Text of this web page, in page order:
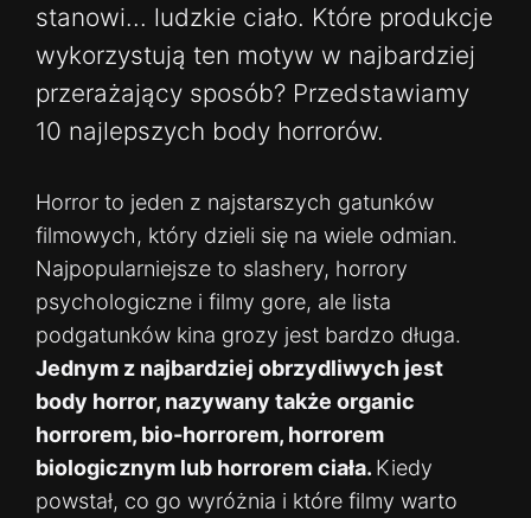
stanowi... ludzkie ciało. Które produkcje
wykorzystują ten motyw w najbardziej
przerażający sposób? Przedstawiamy
10 najlepszych body horrorów.
Horror to jeden z najstarszych gatunków
filmowych, który dzieli się na wiele odmian.
Najpopularniejsze to slashery, horrory
psychologiczne i filmy gore, ale lista
podgatunków kina grozy jest bardzo długa.
Jednym z najbardziej obrzydliwych jest
body horror, nazywany także organic
horrorem, bio-horrorem, horrorem
biologicznym lub horrorem ciała. Kiedy
powstał, co go wyróżnia i które filmy warto